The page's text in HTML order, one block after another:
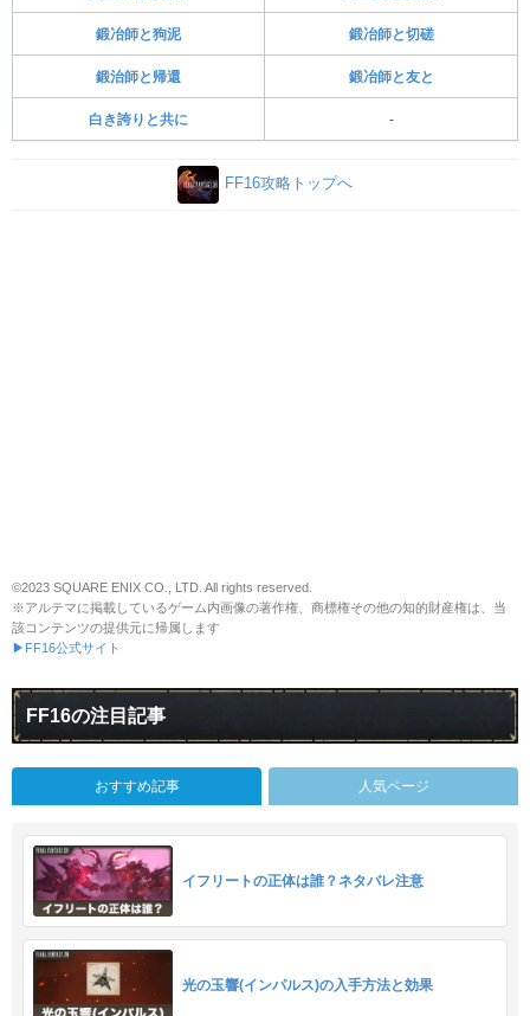
鍛冶師と狗泥 鍛冶師と切磋
鍛治師と帰還 鍛冶師と友と
白き誇りと共に -
FF16攻略トップへ
©2023 SQUARE ENIX CO., LTD. All rights reserved.
※アルテマに掲載しているゲーム内画像の著作権、商標権その他の知的財産権は、当
該コンテンツの提供元に帰属します
▶FF16公式サイト
FF16の注目記事
おすすめ記事 人気ページ
イフリートの正体は誰？ネタバレ注意
光の玉響(インパルス)の入手方法と効果